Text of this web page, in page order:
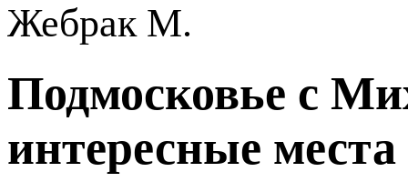
Жебрак М.
Подмосковье с
интересные места